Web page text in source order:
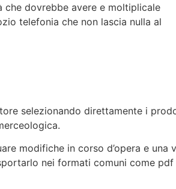
che dovrebbe avere e moltiplicale
telefonia che non lascia nulla al
selezionando direttamente i
modifiche in corso d’opera e
nei formati comuni come